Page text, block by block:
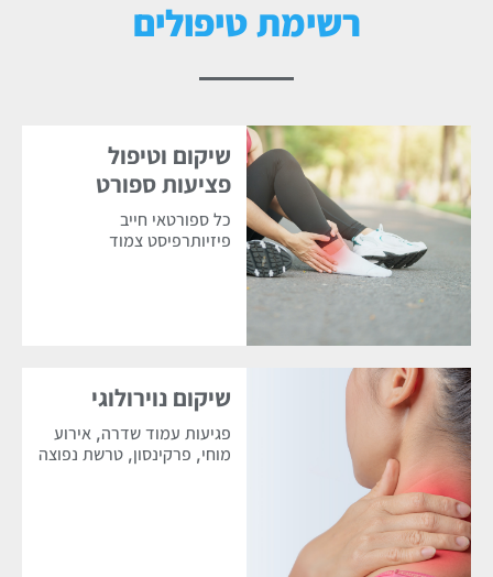
רשימת טיפולים
שיקום וטיפול
פציעות ספורט
כל ספורטאי חייב
פיזיותרפיסט צמוד
שיקום נוירולוגי
פגיעות עמוד שדרה, אירוע
מוחי, פרקינסון, טרשת נפוצה